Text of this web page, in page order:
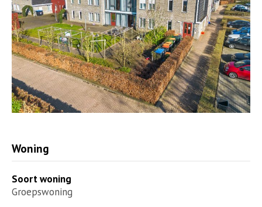
Woning
Soort woning
Groepswoning